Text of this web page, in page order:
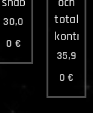
30,0
0 €
total
kontroll
35,9
0 €